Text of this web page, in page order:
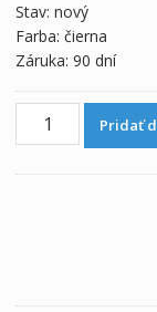
Stav: nový
Farba: čierna
Záruka: 90 dní
množstvo
Pridať